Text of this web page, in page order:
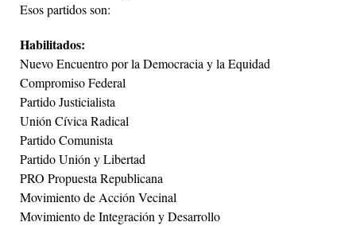
Esos partidos son:
Habilitados:
Nuevo Encuentro por la Democracia y la Equidad
Compromiso Federal
Partido Justicialista
Unión Cívica Radical
Partido Comunista
Partido Unión y Libertad
PRO Propuesta Republicana
Movimiento de Acción Vecinal
Movimiento de Integración y Desarrollo